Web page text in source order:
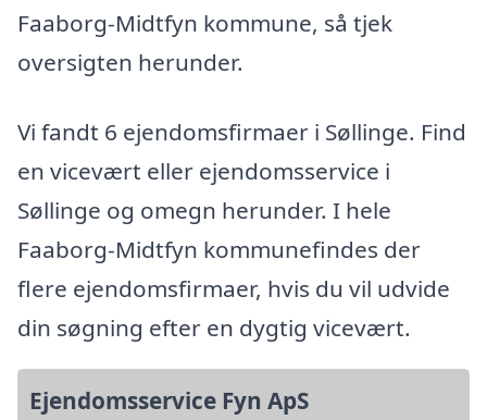
Faaborg-Midtfyn kommune, så tjek
oversigten herunder.
Vi fandt 6 ejendomsfirmaer i Søllinge. Find
en vicevært eller ejendomsservice i
Søllinge og omegn herunder. I hele
Faaborg-Midtfyn kommunefindes der
flere ejendomsfirmaer, hvis du vil udvide
din søgning efter en dygtig vicevært.
Ejendomsservice Fyn ApS